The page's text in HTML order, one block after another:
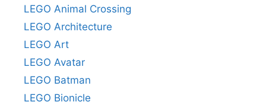
LEGO Animal Crossing
LEGO Architecture
LEGO Art
LEGO Avatar
LEGO Batman
LEGO Bionicle